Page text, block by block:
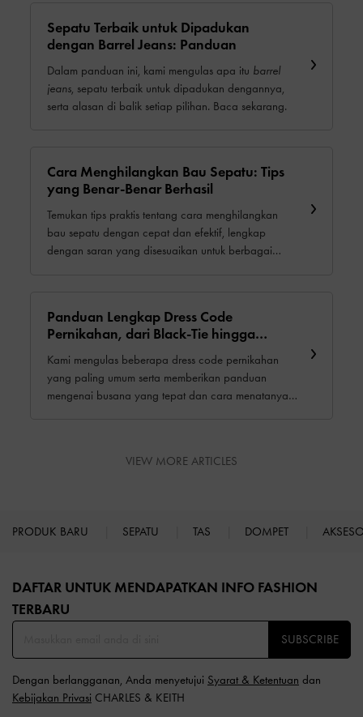
Sepatu Terbaik untuk Dipadukan
dengan Barrel Jeans: Panduan
Dalam panduan ini, kami mengulas apa itu barrel
jeans, sepatu terbaik untuk dipadukan dengannya,
serta alasan di balik setiap pilihan. Baca sekarang.
Cara Menghilangkan Bau Sepatu: Tips
yang Benar-Benar Berhasil
Temukan tips praktis tentang cara menghilangkan
bau sepatu dengan cepat dan efektif, lengkap
dengan saran yang disesuaikan untuk berbagai
Panduan Lengkap Dress Code
Pernikahan, dari Black-Tie hingga
Dressy Casual
Kami mengulas beberapa dress code pernikahan
yang paling umum serta memberikan panduan
mengenai busana yang tepat dan cara menatanya,
VIEW MORE ARTICLES
PRODUK BARU SEPATU TAS DOMPET
DAFTAR UNTUK MENDAPATKAN INFO FASHION
TERBARU​
SUBSCRIBE
Dengan berlangganan, Anda menyetujui Syarat & Ketentuan dan
Kebijakan Privasi CHARLES & KEITH